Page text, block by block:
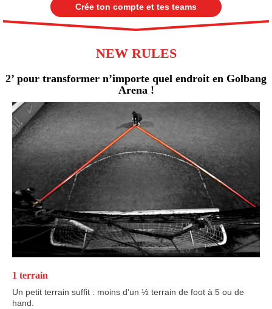
Crée ton compte et tes teams
NEW RULES
2’ pour transformer n’importe quel endroit en Golbang
Arena !
1 terrain
Un petit terrain suffit : moins d’un ½ terrain de foot à 5 ou de
hand.